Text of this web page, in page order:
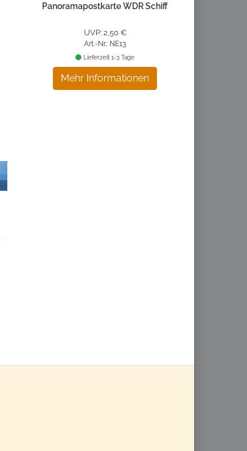
Panoramapostkarte WDR Schiff
UVP: 2,50 €
Art.-Nr.: NE13
Mehr Informationen
Lieferzeit 1-3 Tage